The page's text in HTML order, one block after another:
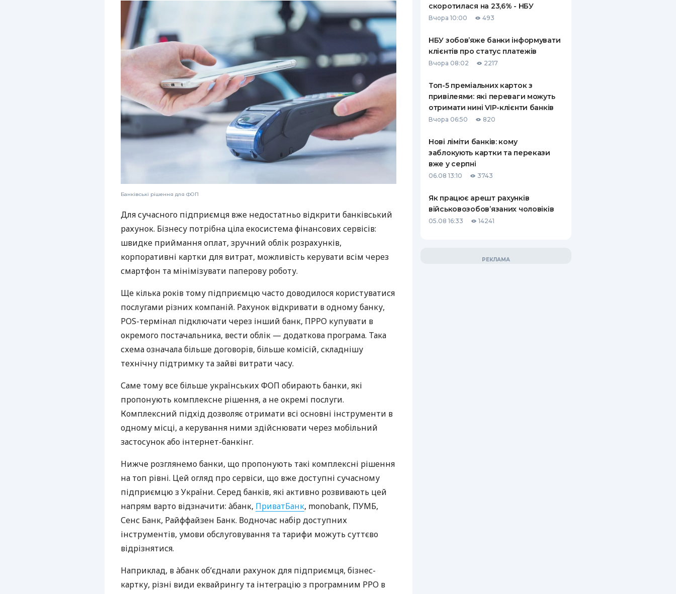
Банківські рішення для ФОП
Для сучасного підприємця вже недостатньо відкрити банківський
рахунок. Бізнесу потрібна ціла екосистема фінансових сервісів:
швидке приймання оплат, зручний облік розрахунків,
корпоративні картки для витрат, можливість керувати всім через
смартфон та мінімізувати паперову роботу.
Ще кілька років тому підприємцю часто доводилося користуватися
послугами різних компаній. Рахунок відкривати в одному банку,
POS-термінал підключати через інший банк, ПРРО купувати в
окремого постачальника, вести облік — додаткова програма. Така
схема означала більше договорів, більше комісій, складнішу
технічну підтримку та зайві витрати часу.
Саме тому все більше українських ФОП обирають банки, які
пропонують комплексне рішення, а не окремі послуги.
Комплексний підхід дозволяє отримати всі основні інструменти в
одному місці, а керування ними здійснювати через мобільний
застосунок або інтернет-банкінг.
Нижче розглянемо банки, що пропонують такі комплексні рішення
на топ рівні. Цей огляд про сервіси, що вже доступні сучасному
підприємцю з України. Серед банків, які активно розвивають цей
напрям варто відзначити: àбанк, ПриватБанк, monobank, ПУМБ,
Сенс Банк, Райффайзен Банк. Водночас набір доступних
інструментів, умови обслуговування та тарифи можуть суттєво
відрізнятися.
Наприклад, в àбанк об’єднали рахунок для підприємця, бізнес-
картку, різні види еквайрингу та інтеграцію з програмним РРО в
скоротилася на 23,6% - НБУ
Вчора 10:00 493
НБУ зобов’яже банки інформувати
клієнтів про статус платежів
Вчора 08:02 2217
Топ-5 преміальних карток з
привілеями: які переваги можуть
отримати нині VIP-клієнти банків
Вчора 06:50 820
Нові ліміти банків: кому
заблокують картки та перекази
вже у серпні
06.08 13:10 3743
Як працює арешт рахунків
військовозобов’язаних чоловіків
05.08 16:33 14241